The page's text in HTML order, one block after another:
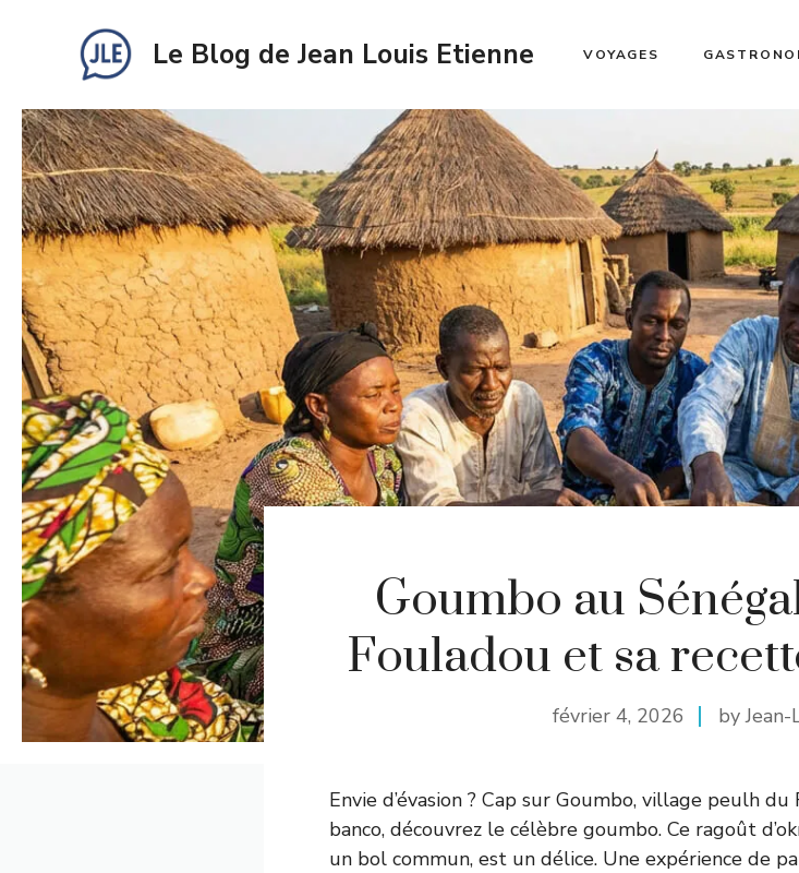
Le Blog de Jean Louis Etienne VOYAGES
Goumbo au
Fouladou et sa
février 4, 2026 by
Envie d’évasion ? Cap sur Goumbo, village peulh
banco, découvrez le célèbre goumbo. Ce ragoût
un bol commun, est un délice. Une expérience de